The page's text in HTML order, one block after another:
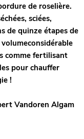
de roselière.
sciées,
de quinze étapes de
comme fertilisant
pour chauffer
!
Vandoren Algam